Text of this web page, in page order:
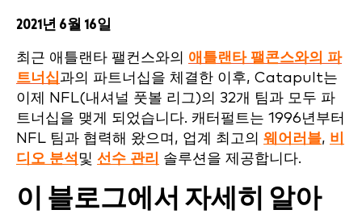
2021년 6월 16일
최근 애틀랜타 팰컨스와의 애틀랜타 팰콘스와의 파
트너십과의 파트너십을 체결한 이후, Catapult는
이제 NFL(내셔널 풋볼 리그)의 32개 팀과 모두 파
트너십을 맺게 되었습니다. 캐터펄트는 1996년부터
NFL 팀과 협력해 왔으며, 업계 최고의 웨어러블, 비
디오 분석 및 선수 관리 솔루션을 제공합니다.
이 블로그에서 자세히 알아